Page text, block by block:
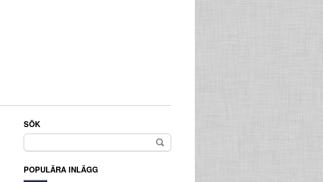
SÖK
Sök
efter:
POPULÄRA INLÄGG